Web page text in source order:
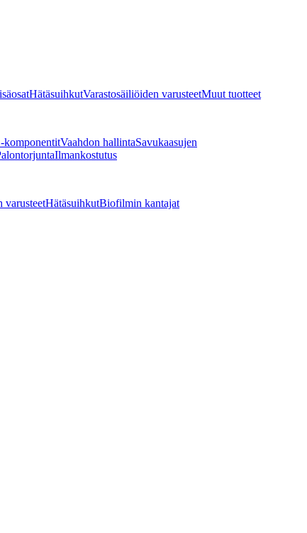
HätäsuihkutVarastosäiliöiden varusteetMuut tuotteet
komponentitVaahdon hallintaSavukaasujen
Ilmankostutus
varusteetHätäsuihkutBiofilmin kantajat